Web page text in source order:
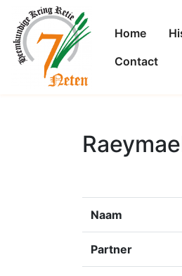
Home
Contact
Naam
Partner